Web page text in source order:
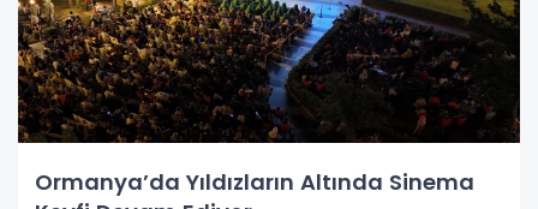
Ormanya’da Yıldızların Altında Sinema